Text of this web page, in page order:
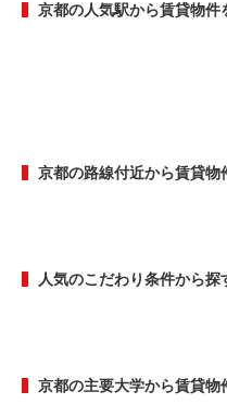
京都の人気駅から賃貸物件
京都の路線付近から賃貸物
人気のこだわり条件から探
京都の主要大学から賃貸物